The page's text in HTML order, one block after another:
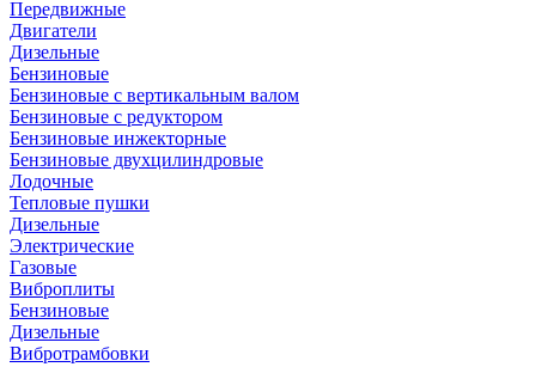
Передвижные
Двигатели
Дизельные
Бензиновые
Бензиновые с вертикальным валом
Бензиновые с редуктором
Бензиновые инжекторные
Бензиновые двухцилиндровые
Лодочные
Тепловые пушки
Дизельные
Электрические
Газовые
Виброплиты
Бензиновые
Дизельные
Вибротрамбовки